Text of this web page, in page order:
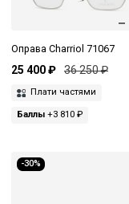
Оправа Charriol 71067
25 400 ₽ 36 250 ₽
Плати частями
Баллы +3 810 ₽
-30%